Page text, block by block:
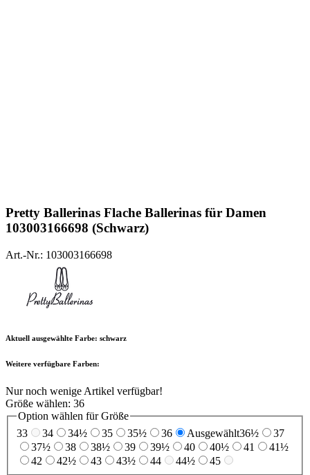
Pretty Ballerinas Flache Ballerinas für Damen
103003166698 (Schwarz)
Art.-Nr.: 103003166698
Aktuell ausgewählte Farbe: schwarz
Weitere verfügbare Farben:
Nur noch wenige Artikel verfügbar!
Größe wählen: 36
Option wählen für Größe
33
34 34½ 35 35½ 36 Ausgewählt36½
37
37½
38 38½ 39 39½ 40 40½ 41
41½
42
42½ 43 43½ 44 44½
45